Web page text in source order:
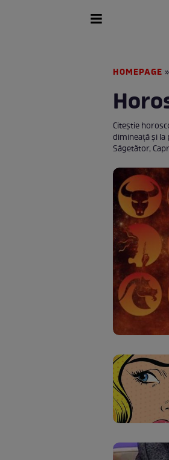
HOMEPAGE »
Citeştie
dimineaţă şi la
Săgetător,